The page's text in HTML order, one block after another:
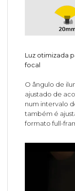
Luz otimizada
focal
O ângulo de
ajustado de
num intervalo
também é
formato full-